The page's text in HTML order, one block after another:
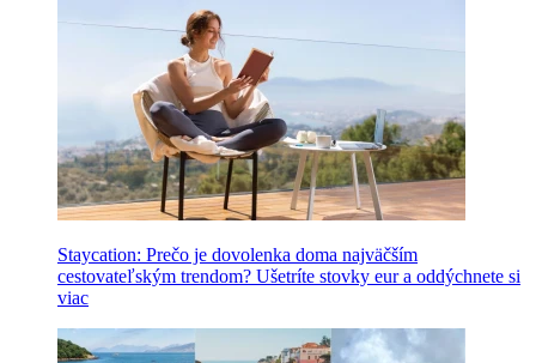
Staycation: Prečo je dovolenka doma najväčším
cestovateľským trendom? Ušetríte stovky eur a oddýchnete si
viac